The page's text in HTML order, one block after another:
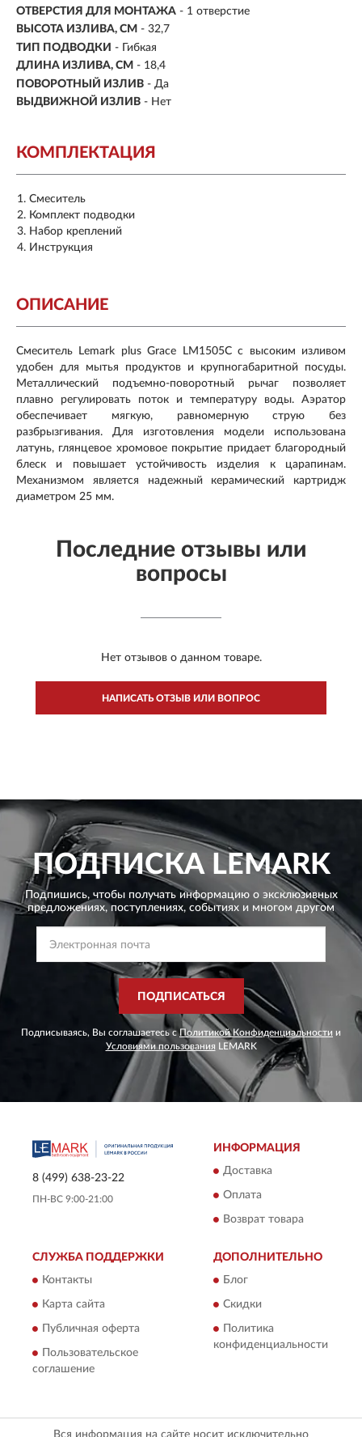
ОТВЕРСТИЯ ДЛЯ МОНТАЖА - 1 отверстие
ВЫСОТА ИЗЛИВА, СМ - 32,7
ТИП ПОДВОДКИ - Гибкая
ДЛИНА ИЗЛИВА, СМ - 18,4
ПОВОРОТНЫЙ ИЗЛИВ - Да
ВЫДВИЖНОЙ ИЗЛИВ - Нет
КОМПЛЕКТАЦИЯ
Смеситель
Комплект подводки
Набор креплений
Инструкция
ОПИСАНИЕ
Смеситель Lemark plus Grace LM1505C с высоким изливом
удобен для мытья продуктов и крупногабаритной посуды.
Металлический подъемно-поворотный рычаг позволяет
плавно регулировать поток и температуру воды. Аэратор
обеспечивает мягкую, равномерную струю без
разбрызгивания. Для изготовления модели использована
латунь, глянцевое хромовое покрытие придает благородный
блеск и повышает устойчивость изделия к царапинам.
Механизмом является надежный керамический картридж
диаметром 25 мм.
Последние отзывы или
вопросы
Нет отзывов о данном товаре.
НАПИСАТЬ ОТЗЫВ ИЛИ ВОПРОС
ПОДПИСКАLEMARK
Подпишись, чтобы получать информацию о эксклюзивных
предложениях, поступлениях, событиях и многом другом
ПОДПИСАТЬСЯ
Подписываясь, Вы соглашаетесь сПолитикой Конфиденциальности и
Условиями пользования LEMARK
8 (499) 638-23-22
ПН-ВС 9:00-21:00
ИНФОРМАЦИЯ
Доставка
Оплата
Возврат товара
СЛУЖБА ПОДДЕРЖКИ
Контакты
Карта сайта
Публичная оферта
Пользовательское
соглашение
ДОПОЛНИТЕЛЬНО
Блог
Скидки
Политика
конфиденциальности
Вся информация на сайте носит исключительно